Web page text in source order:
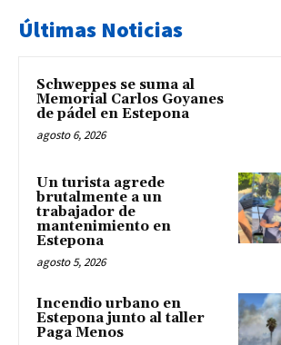
Últimas Noticias
Schweppes se suma al
Memorial Carlos Goyanes
de pádel en Estepona
agosto 6, 2026
Un turista agrede
brutalmente a un
trabajador de
mantenimiento en
Estepona
agosto 5, 2026
Incendio urbano en
Estepona junto al taller
Paga Menos